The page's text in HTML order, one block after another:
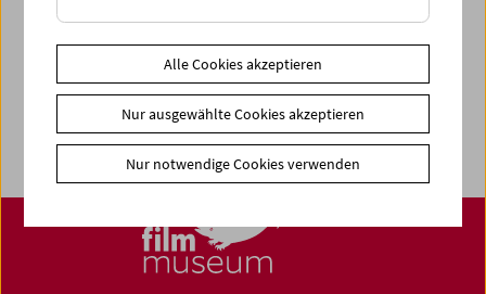
Fotos unserer Gäste
Gästebuch
Trailer
Alle Cookies akzeptieren
Nur ausgewählte Cookies akzeptieren
Nur notwendige Cookies verwenden